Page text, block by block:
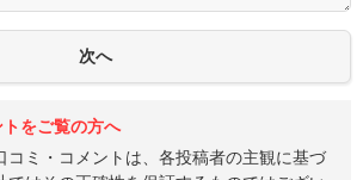
トをご覧の方へ
コミ・コメントは、各投稿者の主観に基づ